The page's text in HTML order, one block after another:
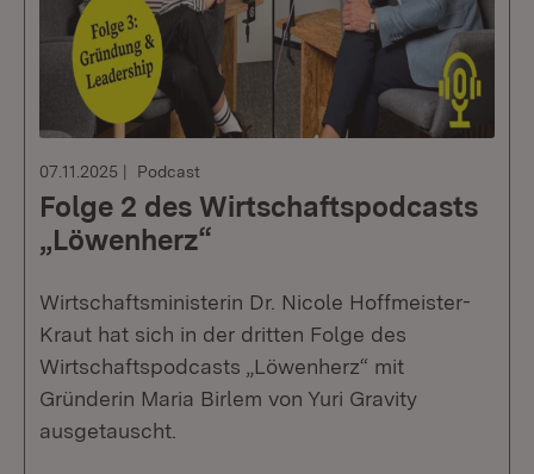
07.11.2025 Podcast
Folge 2 des Wirtschaftspodcasts
„Löwenherz“
Wirtschaftsministerin Dr. Nicole Hoffmeister-
Kraut hat sich in der dritten Folge des
Wirtschaftspodcasts „Löwenherz“ mit
Gründerin Maria Birlem von Yuri Gravity
ausgetauscht.